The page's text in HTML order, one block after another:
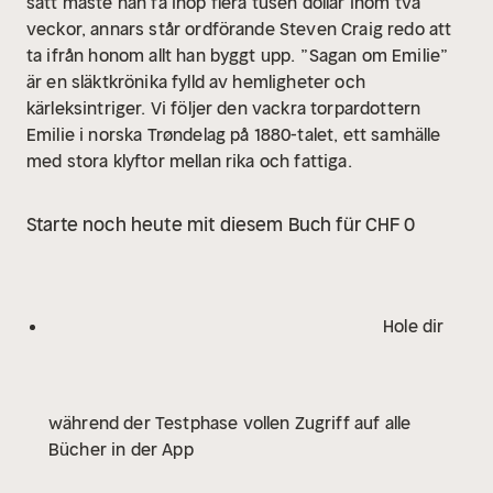
veckor, annars står ordförande Steven Craig redo att
ta ifrån honom allt han byggt upp. ”Sagan om Emilie”
är en släktkrönika fylld av hemligheter och
kärleksintriger. Vi följer den vackra torpardottern
Emilie i norska Trøndelag på 1880-talet, ett samhälle
med stora klyftor mellan rika och fattiga.
Starte noch heute mit diesem Buch für CHF 0
Hole dir
während der Testphase vollen Zugriff auf alle
Bücher in der App